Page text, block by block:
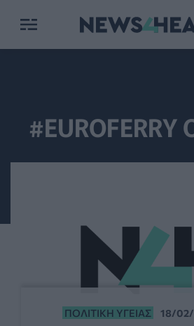
#EUROFERRY
ΠΟΛΙΤΙΚΉ ΥΓΕΊΑΣ 18/02/